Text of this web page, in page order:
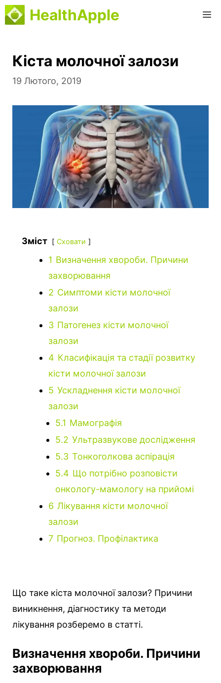
Перейти
до
HealthApple
Кіста молочної залози
19 Лютого, 2019
Зміст Сховати
1 Визначення хвороби. Причини
захворювання
2 Симптоми кісти молочної
залози
3 Патогенез кісти молочної
залози
4 Класифікація та стадії розвитку
кісти молочної залози
5 Ускладнення кісти молочної
залози
5.1 Мамографія
5.2 Ультразвукове дослідження
5.3 Тонкоголкова аспірація
5.4 Що потрібно розповісти
онкологу-мамологу на прийомі
6 Лікування кісти молочної
залози
7 Прогноз. Профілактика
Що таке кіста молочної залози? Причини
виникнення, діагностику та методи
лікування розберемо в статті.
Визначення хвороби. Причини
захворювання